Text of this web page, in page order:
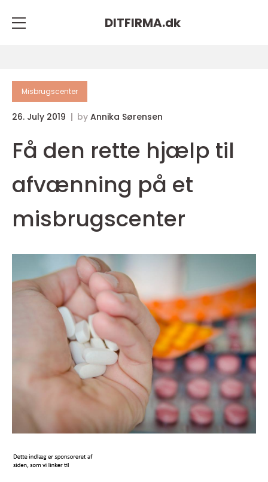
DITFIRMA.dk
Misbrugscenter
26. July 2019 by Annika Sørensen
Få den rette hjælp til
afvænning på et
misbrugscenter